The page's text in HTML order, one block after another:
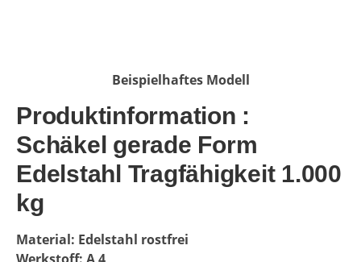
Beispielhaftes Modell
Produktinformation :
Schäkel gerade Form
Edelstahl Tragfähigkeit 1.000
kg
Material: Edelstahl rostfrei